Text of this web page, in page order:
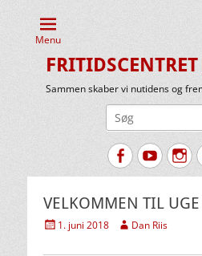
Menu
Sammen skaber vi nutidens og
Facebook
VELKOMMEN TIL
Udgivet
1. juni 2018 Forfatter
Dan Riis